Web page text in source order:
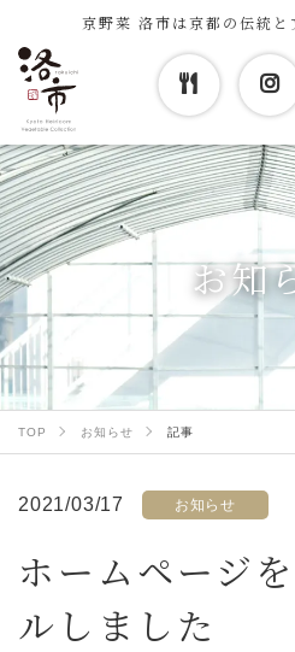
京野菜 洛市は京都の伝統と
お知
TOP お知らせ 記事
2021/03/17 お知らせ
ホームページ
ルしました